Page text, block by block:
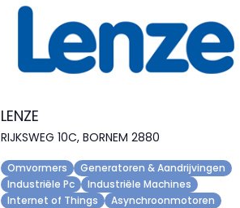
LENZE
RIJKSWEG 10C, BORNEM 2880
Omvormers
Generatoren & Aandrijvingen
Industriële Pc
Industriële Machines
Internet of Things
Asynchroonmotoren